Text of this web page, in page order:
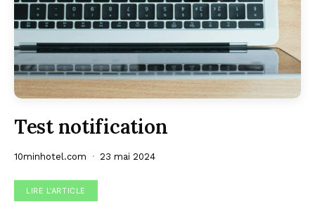
Test notification
10minhotel.com 23 mai 2024
LIRE L'ARTICLE